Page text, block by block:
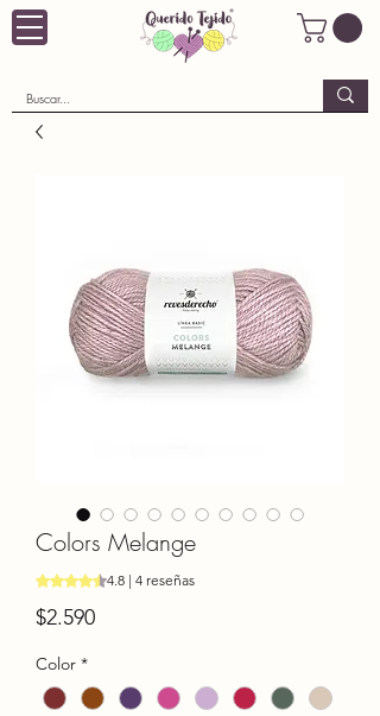
Colors Melange
Según 4 reseñas, la calificación es de
4.8 | 4 reseñas
$2.590Precio
Color *